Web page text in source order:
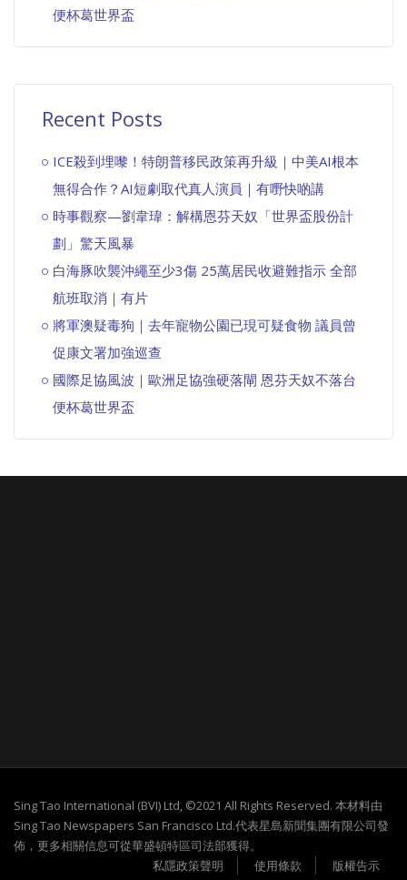
便杯葛世界盃
Recent Posts
ICE殺到埋嚟！特朗普移民政策再升級｜中美AI根本
無得合作？AI短劇取代真人演員｜有嘢快啲講
時事觀察—劉韋瑋：解構恩芬天奴「世界盃股份計
劃」驚天風暴
白海豚吹襲沖繩至少3傷 25萬居民收避難指示 全部
航班取消｜有片
將軍澳疑毒狗｜去年寵物公園已現可疑食物 議員曾
促康文署加強巡查
國際足協風波｜歐洲足協強硬落閘 恩芬天奴不落台
便杯葛世界盃
Sing Tao International (BVI) Ltd, ©2021 All Rights Reserved. 本材料由
Sing Tao Newspapers San Francisco Ltd.代表星島新聞集團有限公司發
佈，更多相關信息可從華盛頓特區司法部獲得。
私隱政策聲明
使用條款 版權告示